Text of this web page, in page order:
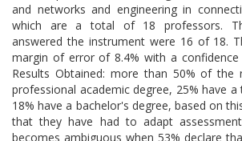
and networks and engineering in
which are a total of 18 professors.
answered the instrument were 16 of 18.
margin of error of 8.4% with a
Results Obtained: more than 50% of the
professional academic degree, 25% have a
18% have a bachelor's degree, based on
that they have had to adapt
becomes ambiguous when 53% declare